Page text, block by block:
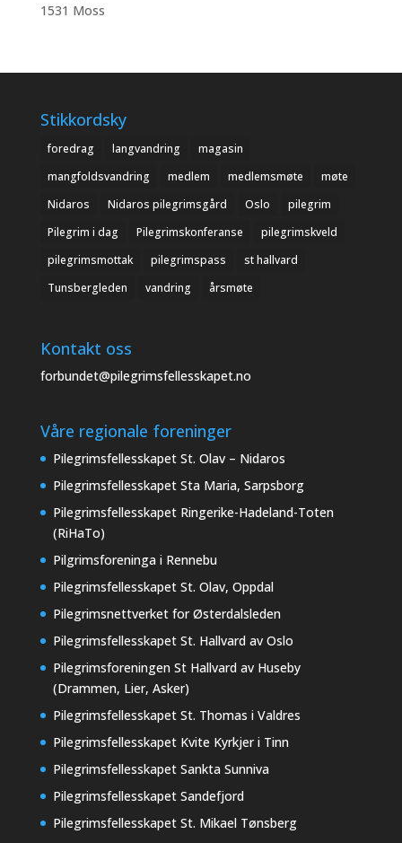
1531 Moss
Stikkordsky
foredrag langvandring
magasin
mangfoldsvandring
medlem medlemsmøte
møte
Nidaros
Nidaros pilegrimsgård Oslo
pilegrim
Pilegrim i dag
Pilegrimskonferanse
pilegrimskveld
pilegrimsmottak
pilegrimspass
st hallvard
Tunsbergleden
vandring årsmøte
Kontakt oss
forbundet@pilegrimsfellesskapet.no
Våre regionale foreninger
Pilegrimsfellesskapet St. Olav – Nidaros
Pilegrimsfellesskapet Sta Maria, Sarpsborg
Pilegrimsfellesskapet Ringerike-Hadeland-Toten
(RiHaTo)
Pilgrimsforeninga i Rennebu
Pilegrimsfellesskapet St. Olav, Oppdal
Pilegrimsnettverket for Østerdalsleden
Pilegrimsfellesskapet St. Hallvard av Oslo
Pilegrimsforeningen St Hallvard av Huseby
(Drammen, Lier, Asker)
Pilegrimsfellesskapet St. Thomas i Valdres
Pilegrimsfellesskapet Kvite Kyrkjer i Tinn
Pilegrimsfellesskapet Sankta Sunniva
Pilegrimsfellesskapet Sandefjord
Pilegrimsfellesskapet St. Mikael Tønsberg